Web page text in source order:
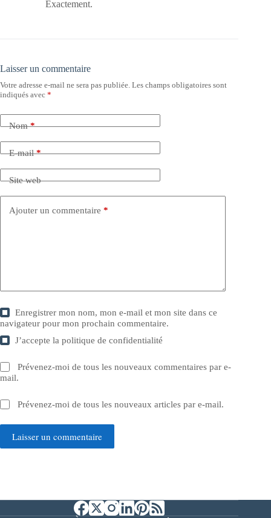
Exactement.
Laisser un commentaire
Votre adresse e-mail ne sera pas publiée. Les champs obligatoires sont
indiqués avec *
Nom*
E-mail*
Site web
Ajouter un commentaire *
Enregistrer mon nom, mon e-mail et mon site dans ce
navigateur pour mon prochain commentaire.
J’accepte lapolitique de confidentialité
Prévenez-moi de tous les nouveaux commentaires par e-
mail.
Prévenez-moi de tous les nouveaux articles par e-mail.
Laisser un commentaire